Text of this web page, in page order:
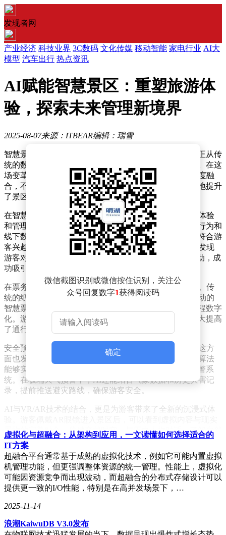
发现者网
产业经济 科技业界 3C数码 文化传媒 移动智能 家电行业 AI大
模型 汽车出行 热点资讯
AI赋能智慧景区：重塑旅游体
验，探索未来管理新境界
2025-08-07来源：ITBEAR编辑：瑞雪
智慧景区正经历一场由人工智能技术引领的深刻变革，正从传
统的数字化管理模式向更加智能化的服务方向大步迈进。在这
场变革中，AI与物联网、大数据、虚拟现实等技术的深度融
合，不仅为游客带来了前所未有的沉浸式体验，也极大地提升
了景区的管理效率和决策科学性。
在智慧景区的实际应用中，AI技术主要聚焦于提升游客体验
和管理效率两大核心目标。通过多维度分析游客的线上行为和
线下数据，景区能够精准描绘出游客画像，从而推出更符合游
客兴趣的主题活动。例如，某历史文化景区利用AI分析发现
游客对唐代建筑特别感兴趣，于是推出了“唐风夜游”活动，成
功吸引了大量游客，客流量显著提升。
在票务管理方面，AI技术的应用也带来了革命性的变化。传
统的纸质门票存在易丢失、假票风险高等问题，而AI驱动的
智慧票务系统则通过人脸识别和区块链技术实现了全流程数字
化。游客在线购票后，仅凭面部特征即可快速入园，大大提高
了通行效率，同时也从源头上杜绝了假票问题。
安全预警和风险管控是景区管理的重要环节，AI技术在这方
面也发挥了巨大作用。通过物联网设备采集的数据，AI算法
能够实时识别异常行为，预测潜在风险，并及时触发报警系
统。在极端天气预警中，AI还能结合气象数据和历史灾害记
录，提前推送避灾路线，确保游客安全。
AI与VR/AR技术的结合，更是为游客带来了全新的沉浸式体
景物的完美融合，仿佛穿越时空，与历史人物对话，了解自然
奇观背后的故事。这种创新体验不仅增强了游客的互动性和参
与感，也极大地丰富了景区的文化内涵。
对于游客而言，AI技术的应用意味着更加便捷和个性化的体
间，让游客能够更充分地享受游览过程。同时，VR/AR技术
也让历史、文化、自然景观变得更加生动有趣，增强了游客的
记忆留存率。
微信截图识别或微信按住识别，关注公
众号回复数字1获得阅读码
确定
虚拟化与超融合：从架构到应用，一文读懂如何选择适合的
IT方案
超融合平台通常基于成熟的虚拟化技术，例如它可能内置虚拟
机管理功能，但更强调整体资源的统一管理。性能上，虚拟化
可能因资源竞争而出现波动，而超融合的分布式存储设计可以
提供更一致的I/O性能，特别是在高并发场景下，…
2025-11-14
浪潮KaiwuDB V3.0发布